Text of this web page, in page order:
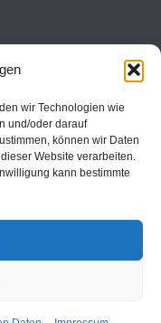
wir Technologien wie
und/oder darauf
können wir Daten
Website verarbeiten.
kann bestimmte